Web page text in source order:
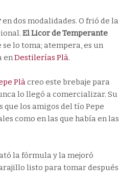
en dos modalidades. O frió de la
El Licor de Temperante
lo toma; atempera, es un
enDestilerías Plà.
Plàcreo este brebaje para
lo llegó a comercializar. Su
los amigos del tío Pepe
como en las que había en las
la fórmula y la mejoró
listo para tomar después